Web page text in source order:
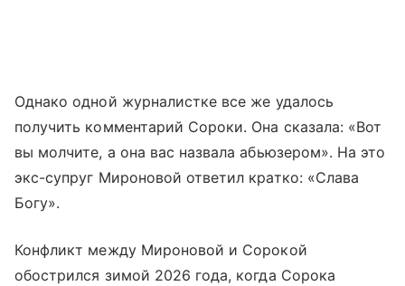
Однако одной журналистке все же удалось
получить комментарий Сороки. Она сказала: «Вот
вы молчите, а она вас назвала абьюзером». На это
экс-супруг Мироновой ответил кратко: «Слава
Богу».
Конфликт между Мироновой и Сорокой
обострился зимой 2026 года, когда Сорока